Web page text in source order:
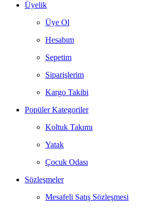
Üyelik
Üye Ol
Hesabım
Sepetim
Siparişlerim
Kargo Takibi
Popüler Kategoriler
Koltuk Takımı
Yatak
Çocuk Odası
Sözleşmeler
Mesafeli Satış Sözleşmesi